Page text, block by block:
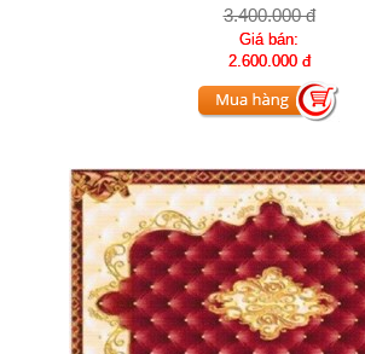
3.400.000 đ
Giá bán:
2.600.000 đ